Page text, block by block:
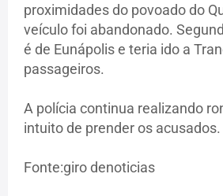
proximidades do povoado do
veículo foi abandonado.
é de Eunápolis e teria ido a
passageiros.
A polícia continua realizando
intuito de prender os acusados.
Fonte:giro denoticias